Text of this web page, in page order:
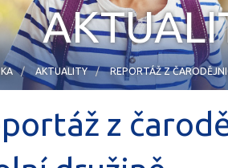
AKTUALITY REPORTÁŽ Z
z